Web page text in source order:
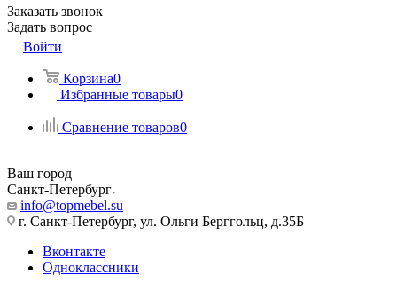
Заказать звонок
Задать вопрос
Войти
Корзина0
Избранные товары0
Сравнение товаров0
Ваш город
Санкт-Петербург
info@topmebel.su
г. Санкт-Петербург, ул. Ольги Берггольц, д.35Б
Вконтакте
Одноклассники